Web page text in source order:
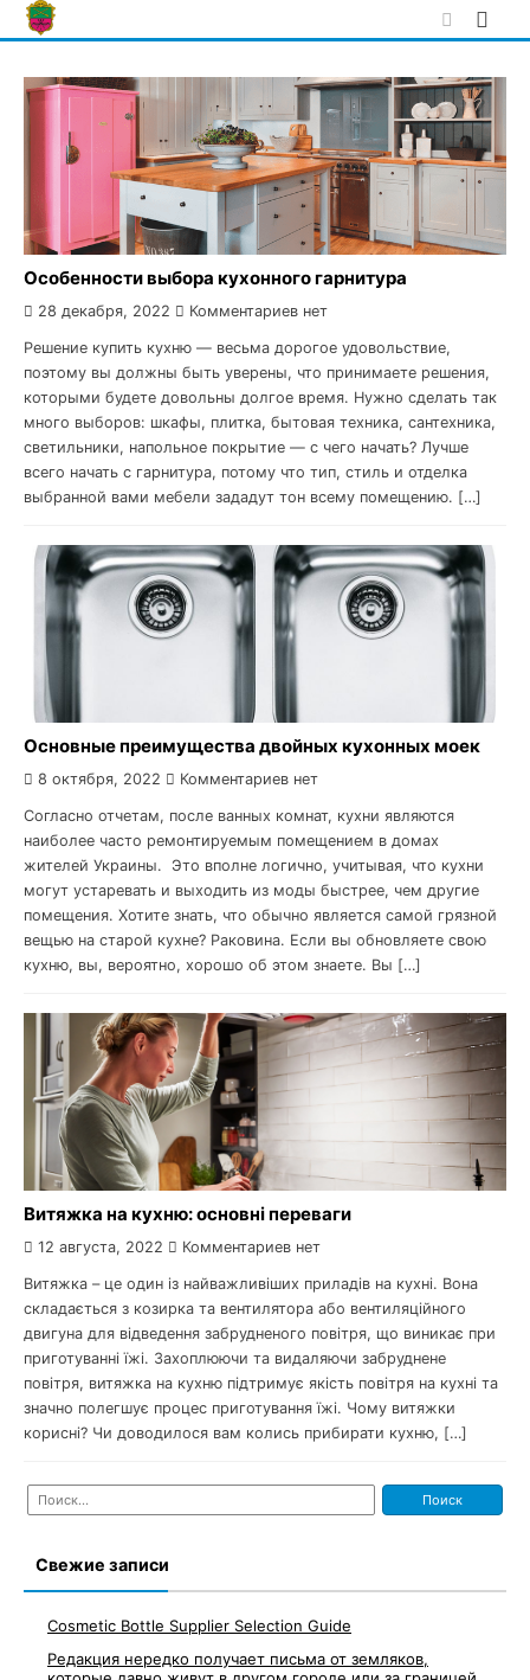
Skip
to
Особенности выбора кухонного гарнитура
28 декабря, 2022 Комментариев нет
Решение купить кухню — весьма дорогое удовольствие,
поэтому вы должны быть уверены, что принимаете решения,
которыми будете довольны долгое время. Нужно сделать так
много выборов: шкафы, плитка, бытовая техника, сантехника,
светильники, напольное покрытие — с чего начать? Лучше
всего начать с гарнитура, потому что тип, стиль и отделка
выбранной вами мебели зададут тон всему помещению. […]
Основные преимущества двойных кухонных моек
8 октября, 2022 Комментариев нет
Согласно отчетам, после ванных комнат, кухни являются
наиболее часто ремонтируемым помещением в домах
жителей Украины. Это вполне логично, учитывая, что кухни
могут устаревать и выходить из моды быстрее, чем другие
помещения. Хотите знать, что обычно является самой грязной
вещью на старой кухне? Раковина. Если вы обновляете свою
кухню, вы, вероятно, хорошо об этом знаете. Вы […]
Витяжка на кухню: основні переваги
12 августа, 2022 Комментариев нет
Витяжка – це один із найважливіших приладів на кухні. Вона
складається з козирка та вентилятора або вентиляційного
двигуна для відведення забрудненого повітря, що виникає при
приготуванні їжі. Захоплюючи та видаляючи забруднене
повітря, витяжка на кухню підтримує якість повітря на кухні та
значно полегшує процес приготування їжі. Чому витяжки
корисні? Чи доводилося вам колись прибирати кухню, […]
Найти:
Свежие записи
Cosmetic Bottle Supplier Selection Guide
Редакция нередко получает письма от земляков,